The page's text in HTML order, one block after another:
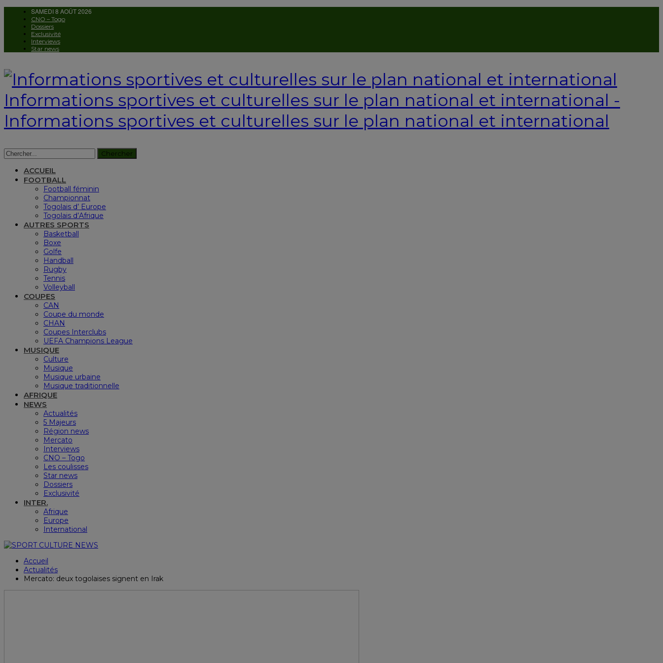
SAMEDI 8 AOÛT 2026
CNO – Togo
Dossiers
Exclusivité
Interviews
Star news
Informations sportives et culturelles sur le plan national et international -
Informations sportives et culturelles sur le plan national et international
ACCUEIL
FOOTBALL
Football féminin
Championnat
Togolais d’ Europe
Togolais d’Afrique
AUTRES SPORTS
Basketball
Boxe
Golfe
Handball
Rugby
Tennis
Volleyball
COUPES
CAN
Coupe du monde
CHAN
Coupes Interclubs
UEFA Champions League
MUSIQUE
Culture
Musique
Musique urbaine
Musique traditionnelle
AFRIQUE
NEWS
Actualités
5 Majeurs
Région news
Mercato
Interviews
CNO – Togo
Les coulisses
Star news
Dossiers
Exclusivité
INTER.
Afrique
Europe
International
Accueil
Actualités
Mercato: deux togolaises signent en Irak